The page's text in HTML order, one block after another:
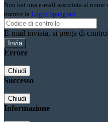
Non hai una e-mail associata al
tramite la Login Spaggiari
E-mail inviata, si prega di
Errore
Chiudi
Successo
Chiudi
Informazione